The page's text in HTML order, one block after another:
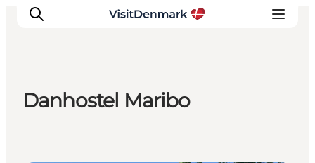
Wat te doen
Danhostel Maribo